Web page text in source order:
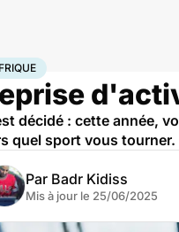
Bien-être
décidé : cette année,
quel sport vous
Par Badr Kidiss
Mis à jour le 25/06/2025